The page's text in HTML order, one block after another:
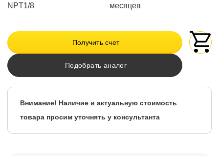
NPT1/8
месяцев
Получить счет
Подобрать аналог
Внимание! Наличие и актуальную стоимость
товара просим уточнять у консультанта